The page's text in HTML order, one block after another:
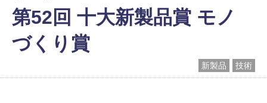
第52回 十大新製品賞 モノ
づくり賞
新製品 技術